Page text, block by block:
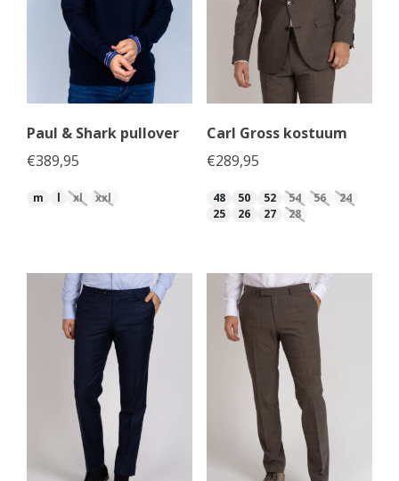
Paul & Shark pullover
€389,95
m l xl xxl
Carl Gross kostuum
€289,95
48 50 52 54 56
24
25
26 27 28